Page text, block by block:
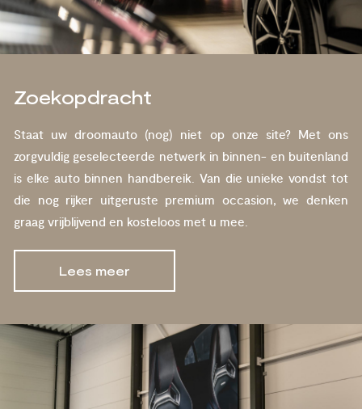
Zoekopdracht
Staat uw droomauto (nog) niet op onze site? Met ons
zorgvuldig geselecteerde netwerk in binnen- en buitenland
is elke auto binnen handbereik. Van die unieke vondst tot
die nog rijker uitgeruste premium occasion, we denken
graag vrijblijvend en kosteloos met u mee.
Lees meer